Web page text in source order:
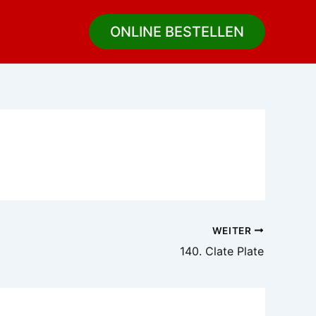
ONLINE BESTELLEN
WEITER
140. Clate Plate